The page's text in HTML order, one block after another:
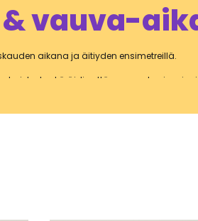
& vauva-
aikana ja äitiyden ensimetreillä.
sekä äidin että vauvan